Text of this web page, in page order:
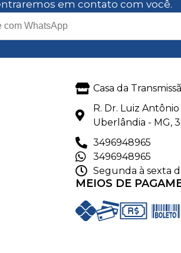
em contato com você.
Casa da
R. Dr. Luiz
Uberlândia - MG,
3496948965
3496948965
Segunda à sexta
MEIOS DE